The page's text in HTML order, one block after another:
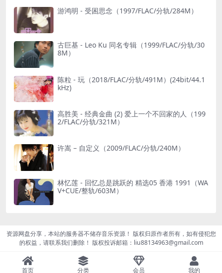
游鸿明 - 受困思念（1997/FLAC/分轨/284M）
古巨基 - Leo Ku 同名专辑（1999/FLAC/分轨/30
8M）
陈粒 - 玩（2018/FLAC/分轨/491M）(24bit/44.1
kHz)
高胜美 - 经典金曲 (2) 爱上一个不回家的人（199
2/FLAC/分轨/321M）
许嵩 – 自定义（2009/FLAC/分轨/240M）
林忆莲 - 回忆总是跳跃的 精选05 香港 1991（WA
V+CUE/整轨/603M）
资源网盘分享，本站的服务器不储存音乐资源！ 版权归原作者所有，如有侵犯您
的权益，请联系我们删除！ 版权投诉邮箱：liu88134963@gmail.com
首页 分类 会员 我的